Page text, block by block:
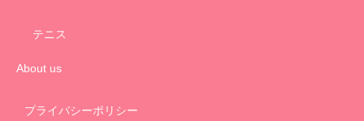
テニス
About us
プライバシーポリシー